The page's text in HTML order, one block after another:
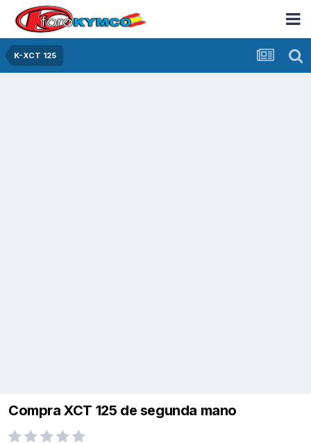
K-XCT 125
Compra XCT 125 de segunda mano